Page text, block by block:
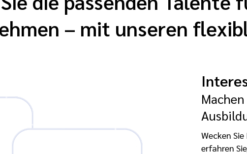
– mit unseren
Wecken
erfahren